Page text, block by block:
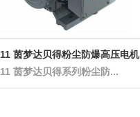
茵梦达贝得粉尘防爆高压电机
茵梦达贝得系列粉尘防...